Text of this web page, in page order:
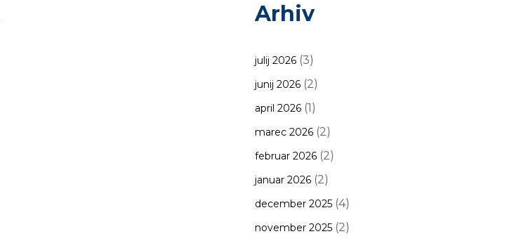
Arhiv
julij 2026(3)
junij 2026(2)
april 2026(1)
marec 2026(2)
februar 2026(2)
januar 2026(2)
december 2025(4)
november 2025(2)